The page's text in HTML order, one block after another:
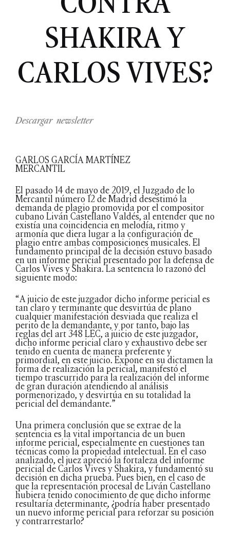
SHAKIRA Y
CARLOS VIVES?
Descargar newsletter
GARLOS GARCÍA MARTÍNEZ
MERCANTIL
El pasado 14 de mayo de 2019, el Juzgado de lo
Mercantil número 12 de Madrid desestimó la
demanda de plagio promovida por el compositor
cubano Liván Castellano Valdés, al entender que no
existía una coincidencia en melodía, ritmo y
armonía que diera lugar a la configuración de
plagio entre ambas composiciones musicales. El
fundamento principal de la decisión estuvo basado
en un informe pericial presentado por la defensa de
Carlos Vives y Shakira. La sentencia lo razonó del
siguiente modo:
“A juicio de este juzgador dicho informe pericial es
tan claro y terminante que desvirtúa de plano
cualquier manifestación desviada que realiza el
perito de la demandante, y por tanto, bajo las
reglas del art 348 LEC, a juicio de este juzgador,
dicho informe pericial claro y exhaustivo debe ser
tenido en cuenta de manera preferente y
primordial, en este juicio. Expone en su dictamen la
forma de realización la pericial, manifestó el
tiempo trascurrido para la realización del informe
de gran duración atendiendo al análisis
pormenorizado, y desvirtúa en su totalidad la
pericial del demandante.”
Una primera conclusión que se extrae de la
sentencia es la vital importancia de un buen
informe pericial, especialmente en cuestiones tan
técnicas como la propiedad intelectual. En el caso
analizado, el juez apreció la fortaleza del informe
pericial de Carlos Vives y Shakira, y fundamentó su
decisión en dicha prueba. Pues bien, en el caso de
que la representación procesal de Liván Castellano
hubiera tenido conocimiento de que dicho informe
resultaría determinante, ¿podría haber presentado
un nuevo informe pericial para reforzar su posición
y contrarrestarlo?